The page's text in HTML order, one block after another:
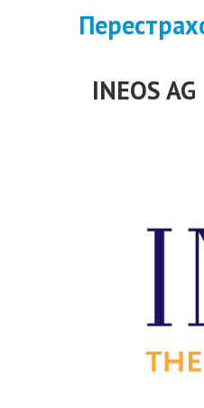
INEOS AG